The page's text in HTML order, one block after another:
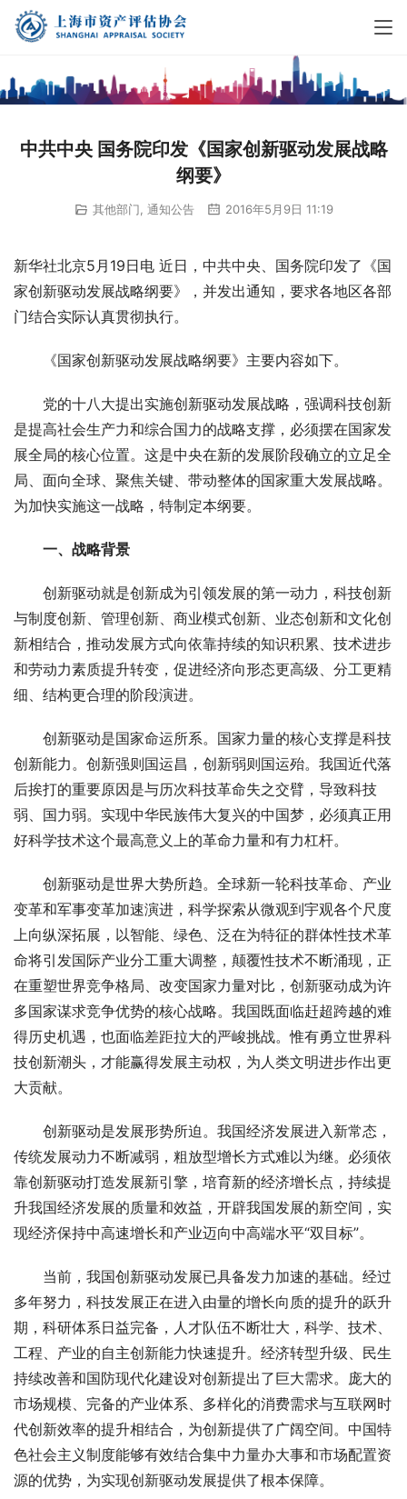
中共中央 国务院印发《国家创新驱动发展战略
纲要》
其他部门 通知公告 2016年5月9日 11:19
新华社北京5月19日电 近日，中共中央、国务院印发了《国
家创新驱动发展战略纲要》，并发出通知，要求各地区各部
门结合实际认真贯彻执行。
《国家创新驱动发展战略纲要》主要内容如下。
党的十八大提出实施创新驱动发展战略，强调科技创新
是提高社会生产力和综合国力的战略支撑，必须摆在国家发
展全局的核心位置。这是中央在新的发展阶段确立的立足全
局、面向全球、聚焦关键、带动整体的国家重大发展战略。
为加快实施这一战略，特制定本纲要。
一、战略背景
创新驱动就是创新成为引领发展的第一动力，科技创新
与制度创新、管理创新、商业模式创新、业态创新和文化创
新相结合，推动发展方式向依靠持续的知识积累、技术进步
和劳动力素质提升转变，促进经济向形态更高级、分工更精
细、结构更合理的阶段演进。
创新驱动是国家命运所系。国家力量的核心支撑是科技
创新能力。创新强则国运昌，创新弱则国运殆。我国近代落
后挨打的重要原因是与历次科技革命失之交臂，导致科技
弱、国力弱。实现中华民族伟大复兴的中国梦，必须真正用
好科学技术这个最高意义上的革命力量和有力杠杆。
创新驱动是世界大势所趋。全球新一轮科技革命、产业
变革和军事变革加速演进，科学探索从微观到宇观各个尺度
上向纵深拓展，以智能、绿色、泛在为特征的群体性技术革
命将引发国际产业分工重大调整，颠覆性技术不断涌现，正
在重塑世界竞争格局、改变国家力量对比，创新驱动成为许
多国家谋求竞争优势的核心战略。我国既面临赶超跨越的难
得历史机遇，也面临差距拉大的严峻挑战。惟有勇立世界科
技创新潮头，才能赢得发展主动权，为人类文明进步作出更
大贡献。
创新驱动是发展形势所迫。我国经济发展进入新常态，
传统发展动力不断减弱，粗放型增长方式难以为继。必须依
靠创新驱动打造发展新引擎，培育新的经济增长点，持续提
升我国经济发展的质量和效益，开辟我国发展的新空间，实
现经济保持中高速增长和产业迈向中高端水平“双目标”。
当前，我国创新驱动发展已具备发力加速的基础。经过
多年努力，科技发展正在进入由量的增长向质的提升的跃升
期，科研体系日益完备，人才队伍不断壮大，科学、技术、
工程、产业的自主创新能力快速提升。经济转型升级、民生
持续改善和国防现代化建设对创新提出了巨大需求。庞大的
市场规模、完备的产业体系、多样化的消费需求与互联网时
代创新效率的提升相结合，为创新提供了广阔空间。中国特
色社会主义制度能够有效结合集中力量办大事和市场配置资
源的优势，为实现创新驱动发展提供了根本保障。